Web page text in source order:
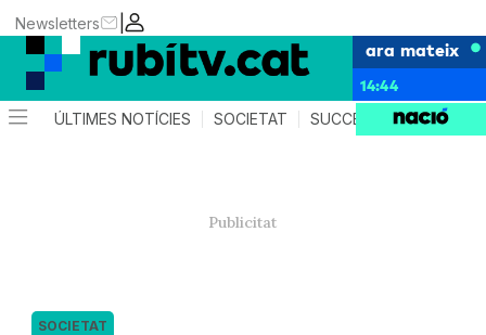
|
Newsletters
ara mateix
14:44
ÚLTIMES NOTÍCIES SOCIETAT SUCCESSOS
SOCIETAT